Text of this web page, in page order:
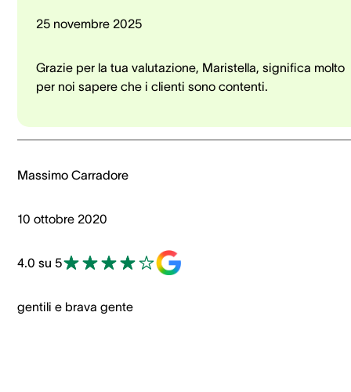
25 novembre 2025
Grazie per la tua valutazione, Maristella, significa molto
per noi sapere che i clienti sono contenti.
Massimo Carradore
10 ottobre 2020
4.0 su 5
gentili e brava gente